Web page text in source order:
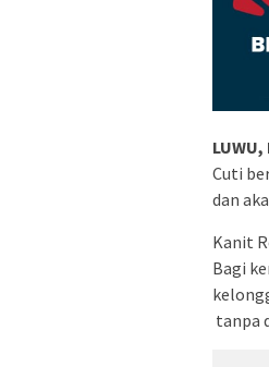
LUWU,
Cuti
dan
Kanit
Bagi
tanpa